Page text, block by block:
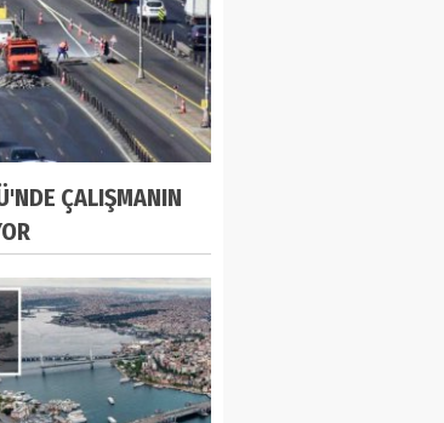
ÇALIŞMANIN